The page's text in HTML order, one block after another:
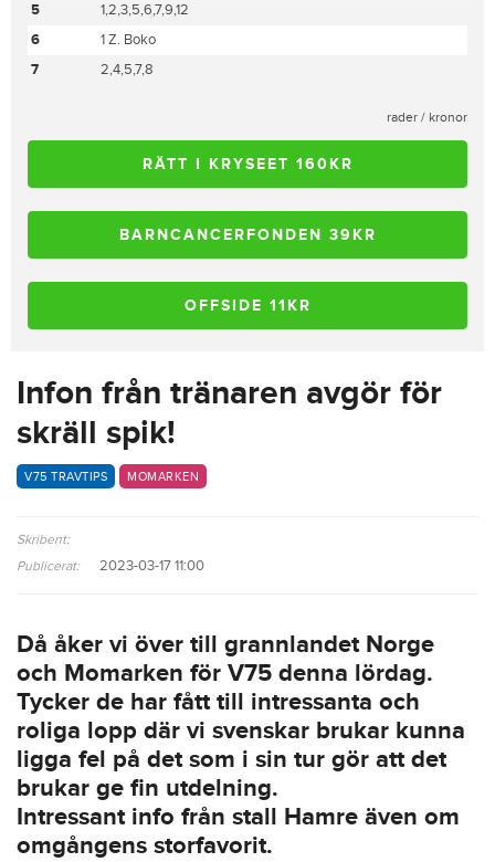
5
1,2,3,5,6,7,9,12
6
1 Z. Boko
7
2,4,5,7,8
rader / kronor
RÄTT I KRYSEET 160KR
BARNCANCERFONDEN 39KR
OFFSIDE 11KR
Infon från tränaren avgör för
skräll spik!
V75 TRAVTIPS MOMARKEN
Skribent:
Publicerat:
2023-03-17 11:00
Då åker vi över till grannlandet Norge
och Momarken för V75 denna lördag.
Tycker de har fått till intressanta och
roliga lopp där vi svenskar brukar kunna
ligga fel på det som i sin tur gör att det
brukar ge fin utdelning.
Intressant info från stall Hamre även om
omgångens storfavorit.